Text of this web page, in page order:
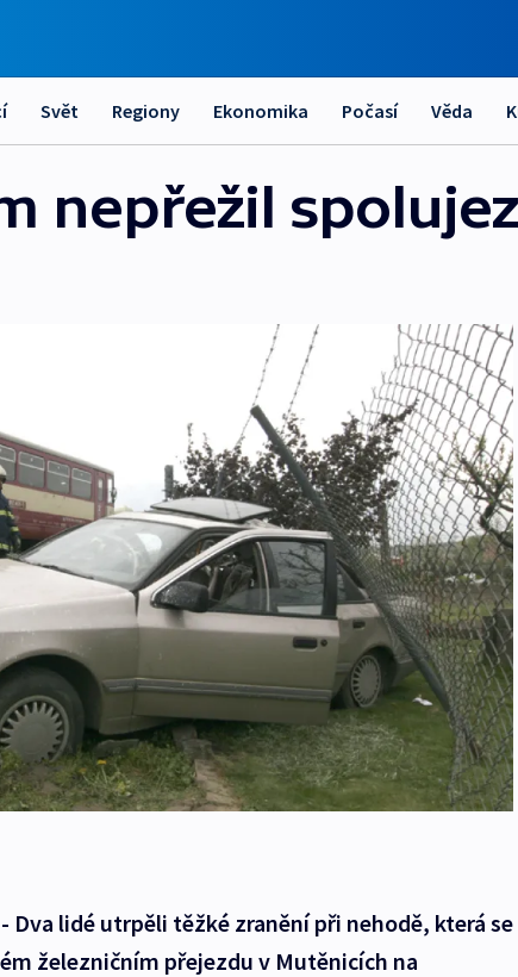
Svět Regiony Ekonomika Počasí Věda
nepřežil
Dva lidé utrpěli těžké zranění při nehodě, která se
železničním přejezdu v Mutěnicích na